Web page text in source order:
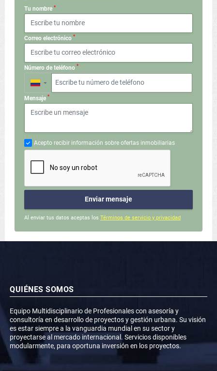
Tu nombre *
Correo electrónico *
Número de teléfono *
▼
Mensaje *
Acepto recibir información sobre ofertas inmobiliarias
Enviar mensaje
Al enviar tus datos aceptas los Términos de servicio y privacidad
QUIÉNES SOMOS
Equipo Multidisciplinario de Profesionales con asesoría y
consultoría en desarrollo de proyectos y gestión urbana. Su visión
es estar siempre a la vanguardia mundial en su sector y
proyectarse al mercado internacional. Servicios disponibles
modularmente, para oportuna inversión en los proyectos.